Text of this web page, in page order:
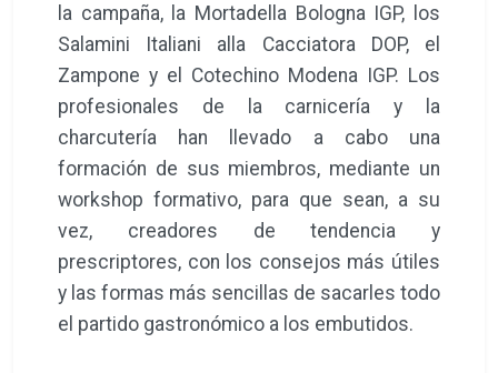
la campaña, la Mortadella Bologna IGP, los
Salamini Italiani alla Cacciatora DOP, el
Zampone y el Cotechino Modena IGP. Los
profesionales de la carnicería y la
charcutería han llevado a cabo una
formación de sus miembros, mediante un
workshop formativo, para que sean, a su
vez, creadores de tendencia y
prescriptores, con los consejos más útiles
y las formas más sencillas de sacarles todo
el partido gastronómico a los embutidos.